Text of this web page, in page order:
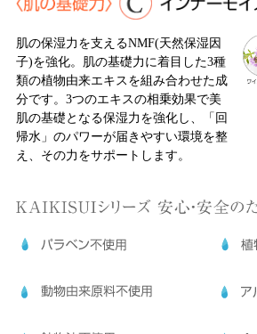
肌の保湿力を支えるNMF(天然保湿因
子)を強化。肌の基礎力に着目した3種
類の植物由来エキスを組み合わせた成
分です。3つのエキスの相乗効果で美
肌の基礎となる保湿力を強化し、「回
帰水」のパワーが届きやすい環境を整
え、その力をサポートします。